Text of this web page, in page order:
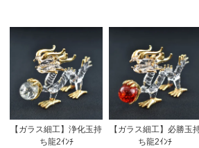
【ガラス細工】浄化玉持
ち龍2ｲﾝﾁ
【ガラス細工】必勝玉
ち龍2ｲﾝﾁ